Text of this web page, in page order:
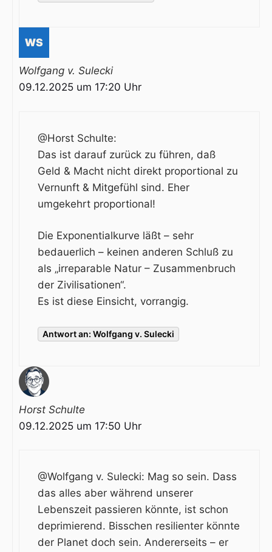
Wolfgang v. Sulecki
09.12.2025 um 17:20 Uhr
@Horst Schulte:
Das ist darauf zurück zu führen, daß
Geld & Macht nicht direkt proportional zu
Vernunft & Mitgefühl sind. Eher
umgekehrt proportional!
Die Exponentialkurve läßt – sehr
bedauerlich – keinen anderen Schluß zu
als „irreparable Natur – Zusammenbruch
der Zivilisationen“.
Es ist diese Einsicht, vorrangig.
Antwort an: Wolfgang v. Sulecki
Horst Schulte
09.12.2025 um 17:50 Uhr
@Wolfgang v. Sulecki: Mag so sein. Dass
das alles aber während unserer
Lebenszeit passieren könnte, ist schon
deprimierend. Bisschen resilienter könnte
der Planet doch sein. Andererseits – er